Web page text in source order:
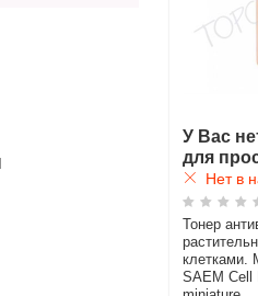
У Вас
для
Нет в
Тонер
клетками.
SAEM Cell